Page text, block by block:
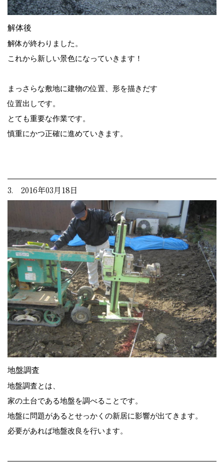
解体後
解体が終わりました。
これから新しい景色になっていきます！
まっさらな敷地に建物の位置、形を描きだす
位置出しです。
とても重要な作業です。
慎重にかつ正確に進めていきます。
3. 2016年03月18日
地盤調査
地盤調査とは、
家の土台である地盤を調べることです。
地盤に問題があるとせっかくの新居に影響が出てきます。
必要があれば地盤改良を行います。